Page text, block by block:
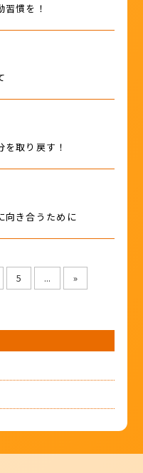
慣を！
取り戻す！
向き合うために
5 ...
»